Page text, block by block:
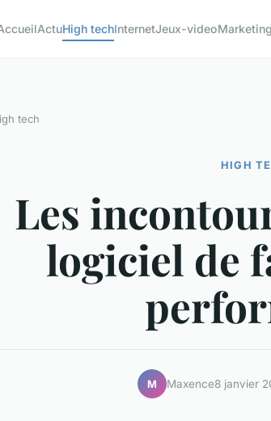
ActuHigh techInternetJeux-videoMarketing
tech
HIGH
Les
logiciel de
M Maxence8 janvier